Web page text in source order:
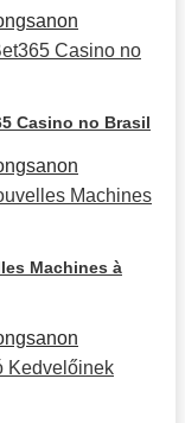
Casino no Brasil
Machines à